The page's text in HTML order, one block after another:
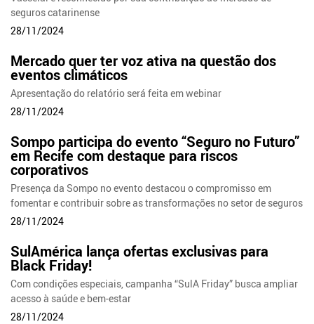
seguros catarinense
28/11/2024
Mercado quer ter voz ativa na questão dos
eventos climáticos
Apresentação do relatório será feita em webinar
28/11/2024
Sompo participa do evento “Seguro no Futuro”
em Recife com destaque para riscos
corporativos
Presença da Sompo no evento destacou o compromisso em
fomentar e contribuir sobre as transformações no setor de seguros
28/11/2024
SulAmérica lança ofertas exclusivas para
Black Friday!
Com condições especiais, campanha “SulA Friday” busca ampliar
acesso à saúde e bem-estar
28/11/2024